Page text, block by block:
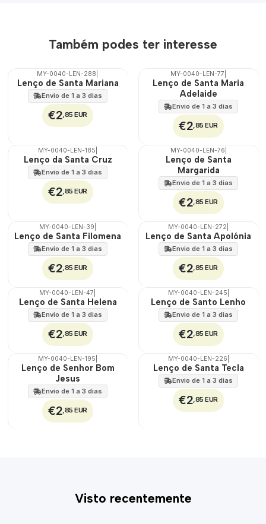
Também podes ter interesse
🇵🇹
100%
MY-0040-LEN-288
Lenço de Santa Mariana
Envio de 1 a 3 dias
€2,85 EUR
🇵🇹
MY-0040-LEN-77
Lenço de Santa Maria
Adelaide
Envio de 1 a 3 dias
€2,85 EUR
🇵🇹
100%
MY-0040-LEN-185
Lenço da Santa Cruz
Envio de 1 a 3 dias
€2,85 EUR
MY-0040-LEN-76
Lenço de Santa
Margarida
Envio de 1 a 3 dias
€2,85 EUR
🇵🇹
100%
MY-0040-LEN-39
Lenço de Santa Filomena
Envio de 1 a 3 dias
€2,85 EUR
🇵🇹
100%
MY-0040-LEN-272
Lenço de Santa Apolónia
Envio de 1 a 3 dias
€2,85 EUR
🇵🇹
100%
MY-0040-LEN-47
Lenço de Santa Helena
Envio de 1 a 3 dias
€2,85 EUR
🇵🇹
100%
MY-0040-LEN-245
Lenço de Santo Lenho
Envio de 1 a 3 dias
€2,85 EUR
🇵🇹
MY-0040-LEN-195
Lenço de Senhor Bom
Jesus
Envio de 1 a 3 dias
€2,85 EUR
🇵🇹
100%
MY-0040-LEN-226
Lenço de Santa Tecla
Envio de 1 a 3 dias
€2,85 EUR
Visto recentemente